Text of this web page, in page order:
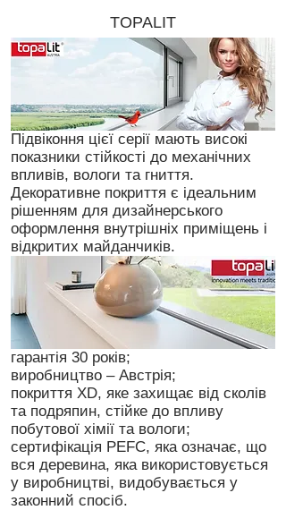
TOPALIT
Підвіконня цієї серії мають високі
показники стійкості до механічних
впливів, вологи та гниття.
Декоративне покриття є ідеальним
рішенням для дизайнерського
оформлення внутрішніх приміщень і
відкритих майданчиків.
гарантія 30 років;
виробництво – Австрія;
покриття XD, яке захищає від сколів
та подряпин, стійке до впливу
побутової хімії та вологи;
сертифікація PEFC, яка означає, що
вся деревина, яка використовується
у виробництві, видобувається у
законний спосіб.